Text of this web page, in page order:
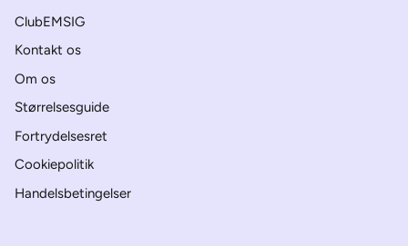
ClubEMSIG
Kontakt os
Om os
Størrelsesguide
Fortrydelsesret
Cookiepolitik
Handelsbetingelser